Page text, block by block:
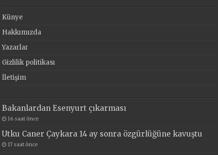
Künye
Hakkımızda
Yazarlar
Gizlilik politikası
İletişim
Bakanlardan Esenyurt çıkarması
16 saat önce
Utku Caner Çaykara 14 ay sonra özgürlüğüne kavuştu
17 saat önce